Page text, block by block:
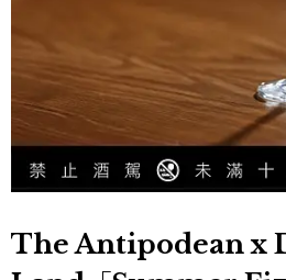
The Antipodean x